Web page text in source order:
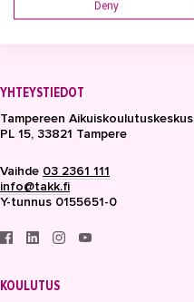
YHTEYSTIEDOT
Tampereen Aikuiskoulutuskeskus
PL 15, 33821 Tampere
Vaihde 03 2361 111
info@takk.fi
Y-tunnus 0155651-0
KOULUTUS
Deny